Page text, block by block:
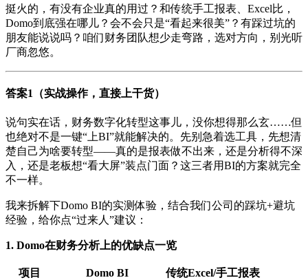
挺火的，有没有企业真的用过？和传统手工报表、Excel比，
Domo到底强在哪儿？会不会只是“看起来很美”？有踩过坑的
朋友能说说吗？咱们财务团队想少走弯路，选对方向，别光听
厂商忽悠。
答案1（实战操作，直接上干货）
说句实在话，财务数字化转型这事儿，没你想得那么玄……但
也绝对不是一键“上BI”就能解决的。先别急着选工具，先想清
楚自己为啥要转型——真的是报表做不出来，还是分析得不深
入，还是老板想“看大屏”装点门面？这三者用BI的方案就完全
不一样。
我来拆解下Domo BI的实测体验，结合我们公司的踩坑+避坑
经验，给你点“过来人”建议：
1. Domo在财务分析上的优缺点一览
项目 Domo BI
传统Excel/手工报表